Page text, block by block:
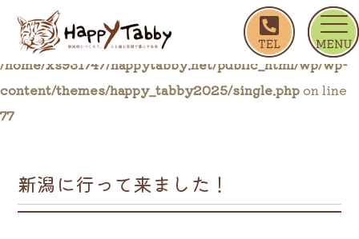
ホーム
新潟に行って来ました！
Warning: Trying to access array offset on false in
/home/xs931747/happytabby.net/public_html/wp/wp-
content/themes/happy_tabby2025/single.phpon line
77
新潟に行って来ました！